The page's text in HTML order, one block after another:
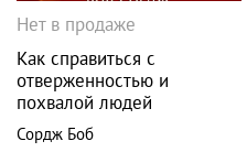
Нет в продаже
Как справиться с
отверженностью и
похвалой людей
Сордж Боб